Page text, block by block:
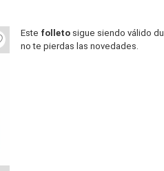
Este folleto sigue siendo válido
no te pierdas las novedades.